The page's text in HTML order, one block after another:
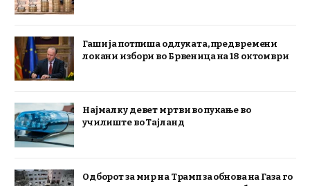
Гаши ја потпиша одлуката, предвремени
локани избори во Брвеница на 18 октомври
Најмалку девет мртви во пукање во
училиште во Тајланд
Одборот за мир на Трамп за обнова на Газа го